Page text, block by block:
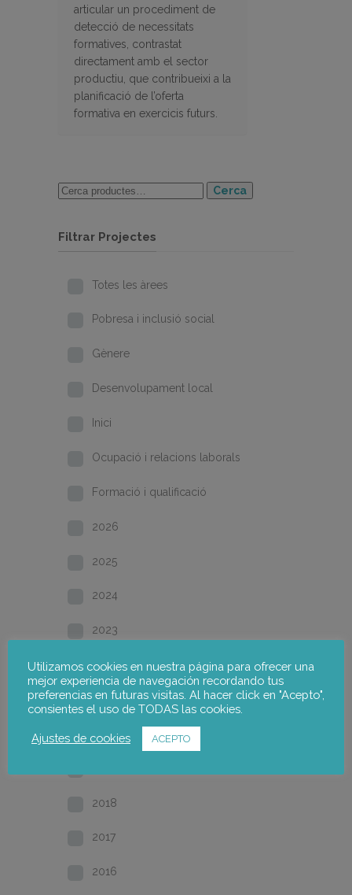
articular un procediment de
detecció de necessitats
formatives, contrastat
directament amb el sector
productiu, que contribueixi a la
planificació de l’oferta
formativa en exercicis futurs.
Cerca
Filtrar Projectes
Totes les àrees
Pobresa i inclusió social
Gènere
Desenvolupament local
Inici
Ocupació i relacions laborals
Formació i qualificació
2026
2025
2024
2023
2022
2021
2020
2018
2017
2016
Utilizamos cookies en nuestra página para ofrecer una
mejor experiencia de navegación recordando tus
preferencias en futuras visitas. Al hacer click en "Acepto",
consientes el uso de TODAS las cookies.
Ajustes de cookies ACEPTO